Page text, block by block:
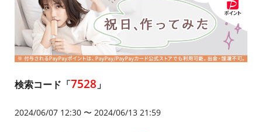
検索コード「7528 」
2024/06/07 12:30 〜 2024/06/13 21:59